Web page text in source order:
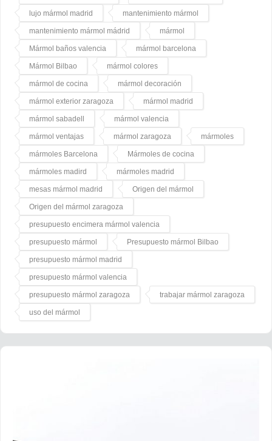
lujo mármol madrid mantenimiento mármol
mantenimiento mármol mádrid mármol
Mármol baños valencia mármol barcelona
Mármol Bilbao mármol colores
mármol de cocina mármol decoración
mármol exterior zaragoza mármol madrid
mármol sabadell mármol valencia
mármol ventajas mármol zaragoza mármoles
mármoles Barcelona Mármoles de cocina
mármoles madird mármoles madrid
mesas mármol madrid Origen del mármol
Origen del mármol zaragoza
presupuesto encimera mármol valencia
presupuesto mármol Presupuesto mármol Bilbao
presupuesto mármol madrid
presupuesto mármol valencia
presupuesto mármol zaragoza trabajar mármol zaragoza
uso del mármol